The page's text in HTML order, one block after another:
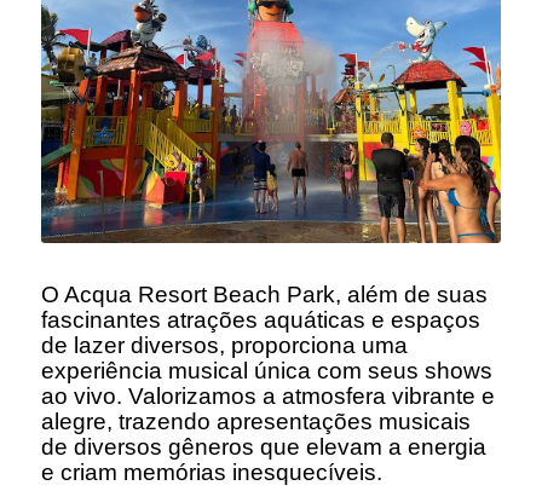
O Acqua Resort Beach Park, além de suas
fascinantes atrações aquáticas e espaços
de lazer diversos, proporciona uma
experiência musical única com seus shows
ao vivo. Valorizamos a atmosfera vibrante e
alegre, trazendo apresentações musicais
de diversos gêneros que elevam a energia
e criam memórias inesquecíveis.